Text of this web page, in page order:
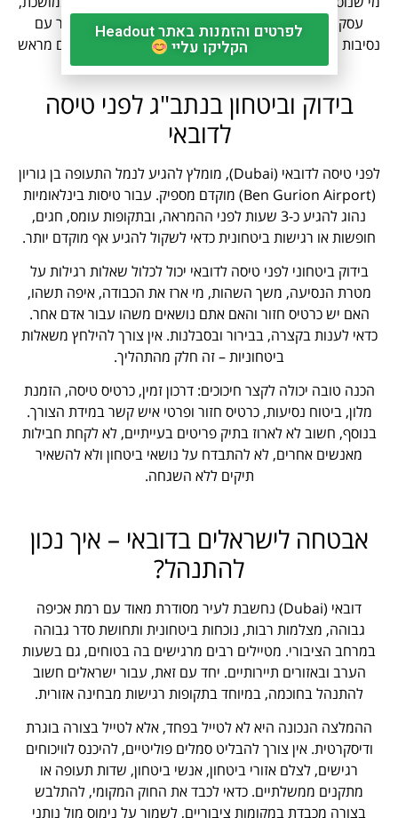
עסקים מורכבים, לימודים, מעבר למדינה אחרת או ביקור עם
נסיבות מיוחדות – צריך לבדוק את תנאי הכניסה הרלוונטיים מראש
ולא להסתמך על פטור תיירותי רגיל.
בידוק וביטחון בנתב"ג לפני טיסה
לדובאי
לפני טיסה לדובאי (Dubai), מומלץ להגיע לנמל התעופה בן גוריון
(Ben Gurion Airport) מוקדם מספיק. עבור טיסות בינלאומיות
נהוג להגיע כ-3 שעות לפני ההמראה, ובתקופות עומס, חגים,
חופשות או רגישות ביטחונית כדאי לשקול להגיע אף מוקדם יותר.
בידוק ביטחוני לפני טיסה לדובאי יכול לכלול שאלות רגילות על
מטרת הנסיעה, משך השהות, מי ארז את הכבודה, איפה תשהו,
האם יש כרטיס חזור והאם אתם נושאים משהו עבור אדם אחר.
כדאי לענות בקצרה, בבירור ובסבלנות. אין צורך להילחץ משאלות
ביטחוניות – זה חלק מהתהליך.
הכנה טובה יכולה לקצר חיכוכים: דרכון זמין, כרטיס טיסה, הזמנת
מלון, ביטוח נסיעות, כרטיס חזור ופרטי איש קשר במידת הצורך.
בנוסף, חשוב לא לארוז בתיק פריטים בעייתיים, לא לקחת חבילות
מאנשים אחרים, לא להתבדח על נושאי ביטחון ולא להשאיר
תיקים ללא השגחה.
אבטחה לישראלים בדובאי – איך נכון
להתנהל?
דובאי (Dubai) נחשבת לעיר מסודרת מאוד עם רמת אכיפה
גבוהה, מצלמות רבות, נוכחות ביטחונית ותחושת סדר גבוהה
במרחב הציבורי. מטיילים רבים מרגישים בה בטוחים, גם בשעות
הערב ובאזורים תיירותיים. יחד עם זאת, עבור ישראלים חשוב
להתנהל בחוכמה, במיוחד בתקופות רגישות מבחינה אזורית.
ההמלצה הנכונה היא לא לטייל בפחד, אלא לטייל בצורה בוגרת
ודיסקרטית. אין צורך להבליט סמלים פוליטיים, להיכנס לוויכוחים
רגישים, לצלם אזורי ביטחון, אנשי ביטחון, שדות תעופה או
מתקנים ממשלתיים. כדאי לכבד את החוק המקומי, להתלבש
בצורה מכבדת במקומות ציבוריים, לשמור על נימוס מול נותני
לפרטים והזמנות באתר Headout
הקליקו עליי